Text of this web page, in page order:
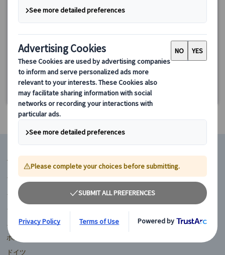
安心プラン。ナスル宮殿やヘネラリフェを余裕を持って見学し、
125.00 EUR
毎日(5/15・25、6/4・24、7/25、8/15、9/11・24、10/12、
11/2、12/6・7・8・24・25・26・31、1/1・2・6、2/28、3/25・
26・29、およびアルハンブラ宮殿閉館日を除く)
3時間
マイバスヨーロッパ
フランス
イギリス
イタリア
スペイン
ポルトガル
ドイツ